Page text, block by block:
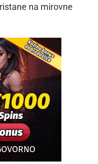
na mirovne